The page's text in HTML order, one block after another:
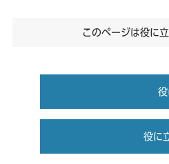
このページは役に
役
役に